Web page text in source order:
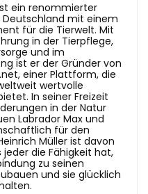
ein renommierter
Deutschland mit einem
für die Tierwelt. Mit
in der Tierpflege,
und im
ist er der Gründer von
einer Plattform, die
wertvolle
In seiner Freizeit
in der Natur
Labrador Max und
für den
Müller ist davon
die Fähigkeit hat,
zu seinen
und sie glücklich